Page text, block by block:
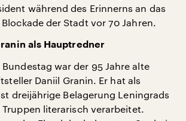
während des Erinnerns an das
der Stadt vor 70 Jahren.
als Hauptredner
war der 95 Jahre alte
Daniil Granin. Er hat als
dreijährige Belagerung Leningrads
literarisch verarbeitet.